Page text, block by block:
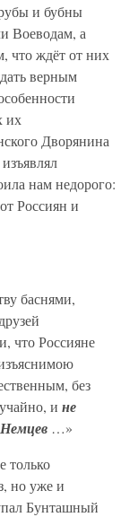
и бубны
Воеводам, а
что ждёт от них
верным
их
Дворянина
нам недорого:
Россиян и
баснями,
что Россияне
без
и не
…»
только
но уже и
Бунташный